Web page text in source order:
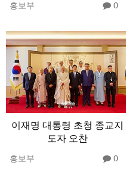
홍보부 0
이재명 대통령 초청 종교지
도자 오찬
홍보부 0